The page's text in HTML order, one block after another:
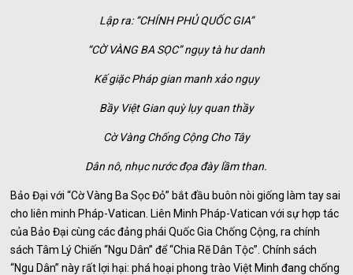
Lập ra: “CHÍNH PHỦ QUỐC GIA”
“CỜ VÀNG BA SỌC” ngụy tà hư danh
Kế giặc Pháp gian manh xảo ngụy
Bầy Việt Gian quỳ lụy quan thầy
Cờ Vàng Chống Cộng Cho Tây
Dân nô, nhục nước đọa đày lầm than.
Bảo Đại với “Cờ Vàng Ba Sọc Đỏ” bắt đầu buôn nòi giống làm tay sai
cho liên minh Pháp-Vatican. Liên Minh Pháp-Vatican với sự hợp tác
của Bảo Đại cùng các đảng phái Quốc Gia Chống Cộng, ra chính
sách Tâm Lý Chiến “Ngu Dân” để “Chia Rẽ Dân Tộc”. Chính sách
“Ngu Dân” này rất lợi hại: phá hoại phong trào Việt Minh đang chống